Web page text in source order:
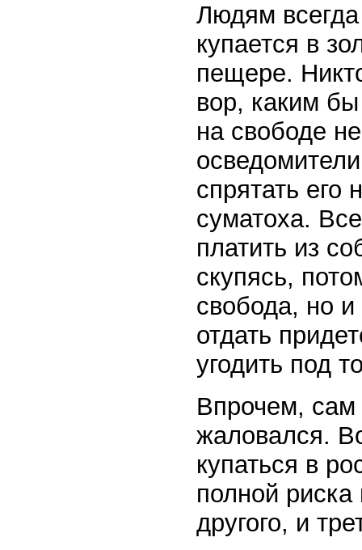
Людям
купается в
пещере.
вор, каким
на свободе
спрятать его
суматоха.
платить из
скупясь,
свобода, но
отдать
угодить под
Впрочем, сам
жаловался.
купаться в
полной
другого, и